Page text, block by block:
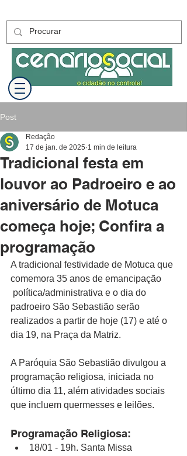
Post
Tradicional festa em
louvor ao Padroeiro e ao
aniversário de Motuca
começa hoje; Confira a
programação
Redação
17 de jan. de 2025 1 min de leitura
A tradicional festividade de Motuca que
comemora 35 anos de emancipação
política/administrativa e o dia do
padroeiro São Sebastião serão
realizados a partir de hoje (17) e até o
dia 19, na Praça da Matriz.
A Paróquia São Sebastião divulgou a
programação religiosa, iniciada no
último dia 11, além atividades sociais
que incluem quermesses e leilões.
Programação Religiosa:
18/01 - 19h. Santa Missa